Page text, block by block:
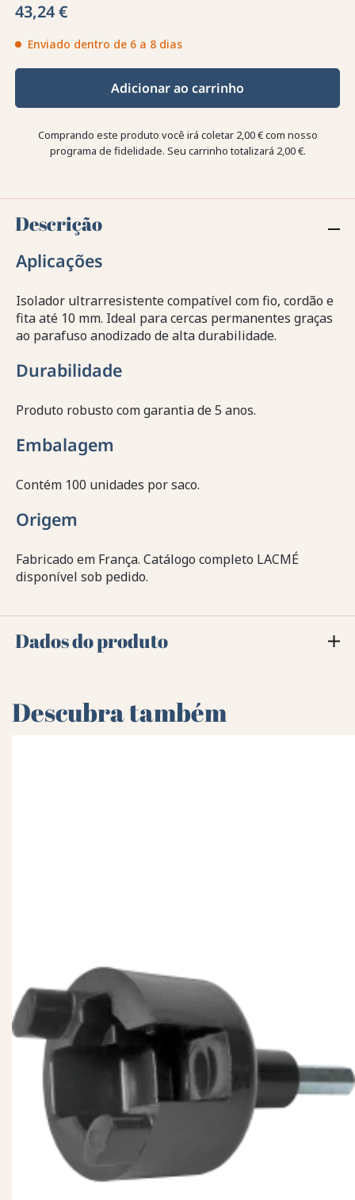
43,24 €
Enviado dentro de 6 a 8 dias
Adicionar ao carrinho
Comprando este produto você irá coletar 2,00 €com nosso
programa de fidelidade. Seu carrinho totalizará 2,00 €.
Descrição
Aplicações
Isolador ultrarresistente compatível com fio, cordão e
fita até 10 mm. Ideal para cercas permanentes graças
ao parafuso anodizado de alta durabilidade.
Durabilidade
Produto robusto com garantia de 5 anos.
Embalagem
Contém 100 unidades por saco.
Origem
Fabricado em França. Catálogo completo LACMÉ
disponível sob pedido.
Dados do produto
Descubra também